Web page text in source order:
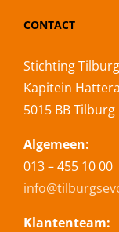
CONTACT
Stichting
Kapitein
5015 BB Tilburg
Algemeen:
013 – 455 10 00
Klantenteam: